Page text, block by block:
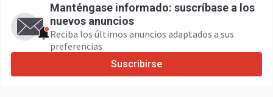
Manténgase informado: suscríbase a los
nuevos anuncios
Reciba los últimos anuncios adaptados a sus
preferencias
Suscribirse